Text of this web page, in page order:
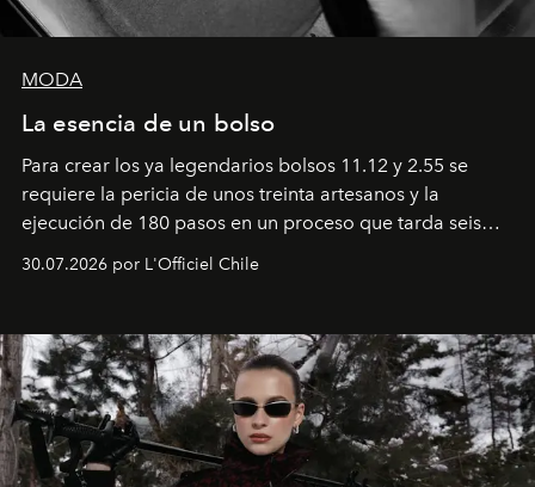
MODA
La esencia de un bolso
Para crear los ya legendarios bolsos 11.12 y 2.55 se
requiere la pericia de unos treinta artesanos y la
ejecución de 180 pasos en un proceso que tarda seis
semanas. Los expertos ponen en práctica una técnica
que se enseña solamente en la escuela de formación de
30.07.2026 por L'Officiel Chile